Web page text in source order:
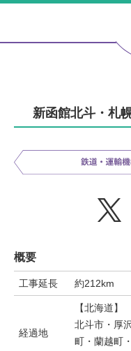
新函館北斗・札
概要
工事延長 約212km
経過地
【北海道】
北斗市・厚
町・蘭越町